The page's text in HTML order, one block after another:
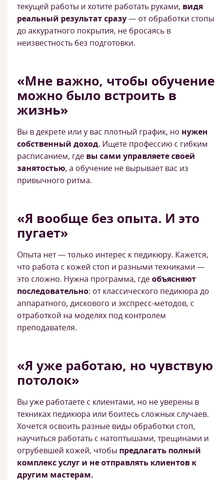
текущей работы и хотите работать руками, видя
реальный результат сразу— от обработки стопы
до аккуратного покрытия, не бросаясь в
неизвестность без подготовки.
«Мне важно, чтобы обучение
можно было встроить в
жизнь»
Вы в декрете или у вас плотный график, но нужен
собственный доход. Ищете профессию с гибким
расписанием, где вы сами управляете своей
занятостью, а обучение не вырывает вас из
привычного ритма.
«Я вообще без опыта. И это
пугает»
Опыта нет — только интерес к педикюру. Кажется,
что работа с кожей стоп и разными техниками —
это сложно. Нужна программа, гдеобъясняют
последовательно: от классического педикюра до
аппаратного, дискового и экспресс-методов, с
отработкой на моделях под контролем
преподавателя.
«Я уже работаю, но чувствую
потолок»
Вы уже работаете с клиентами, но не уверены в
техниках педикюра или боитесь сложных случаев.
Хочется освоить разные виды обработки стоп,
научиться работать с натоптышами, трещинами и
огрубевшей кожей, чтобы предлагать полный
комплекс услуг и не отправлять клиентов к
другим мастерам.